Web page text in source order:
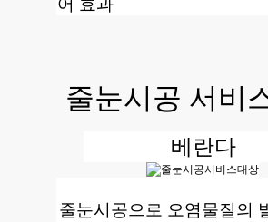
어 효과
줄눈시공 서비
베란다
줄눈시공으로 오염물질의